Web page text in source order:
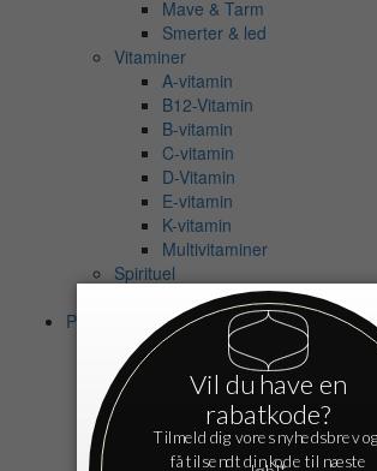
Mave & Tarm
Smerter & led
Vitaminer
A-vitamin
B12-Vitamin
B-vitamin
C-vitamin
D-Vitamin
E-vitamin
K-vitamin
Multivitaminer
Spirituel
Eksamensangst
Personlig pleje
Bad
Shampoo
Balsam
Bodyshampoo
Badeolie
Badesalt